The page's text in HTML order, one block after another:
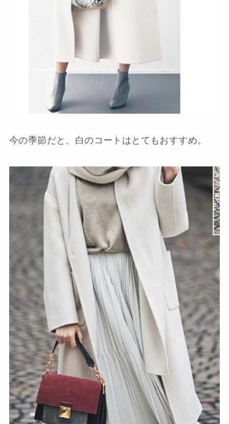
今の季節だと、白のコートはとてもおすすめ。